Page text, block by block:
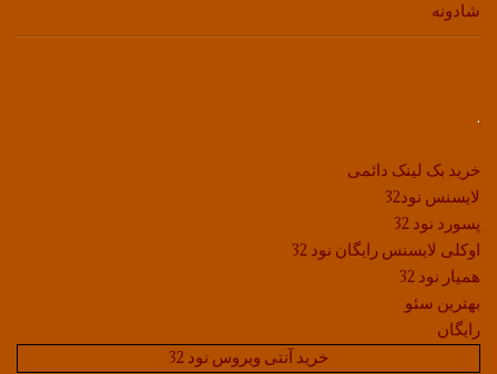
شادونه
.
خرید بک لینک دائمی
لایسنس نود32
پسورد نود 32
اوکلی لایسنس رایگان نود 32
همیار نود 32
بهترین سئو
رایگان
خرید آنتی ویروس نود 32